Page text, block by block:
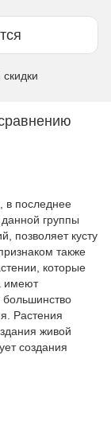
в последнее
группы
позволяет кусту
также
которые
имеют
большинство
Растения
живой
создания